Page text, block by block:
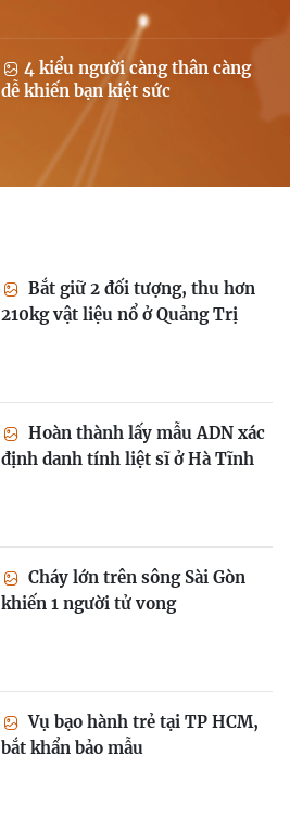
4 kiểu người càng thân càng
dễ khiến bạn kiệt sức
Bắt giữ 2 đối tượng, thu hơn
210kg vật liệu nổ ở Quảng Trị
Hoàn thành lấy mẫu ADN xác
định danh tính liệt sĩ ở Hà Tĩnh
Cháy lớn trên sông Sài Gòn
khiến 1 người tử vong
Vụ bạo hành trẻ tại TP HCM,
bắt khẩn bảo mẫu